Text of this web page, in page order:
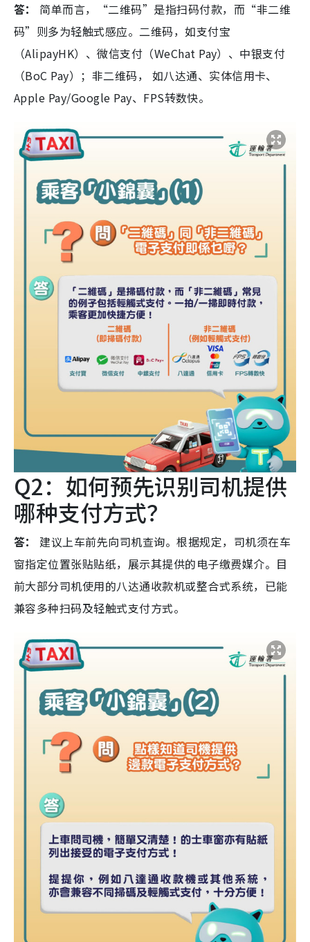
答：
简单而言，“二维码”是指扫码付款，而“非二维
码”则多为轻触式感应。二维码，如支付宝
（AlipayHK）、微信支付（WeChat Pay）、中银支付
（BoC Pay）；非二维码， 如八达通、实体信用卡、
Apple Pay/Google Pay、FPS转数快。
Q2：如何预先识别司机提供
哪种支付方式？
答：
建议上车前先向司机查询。根据规定，司机须在车
窗指定位置张贴贴纸，展示其提供的电子缴费媒介。目
前大部分司机使用的八达通收款机或整合式系统，已能
兼容多种扫码及轻触式支付方式。